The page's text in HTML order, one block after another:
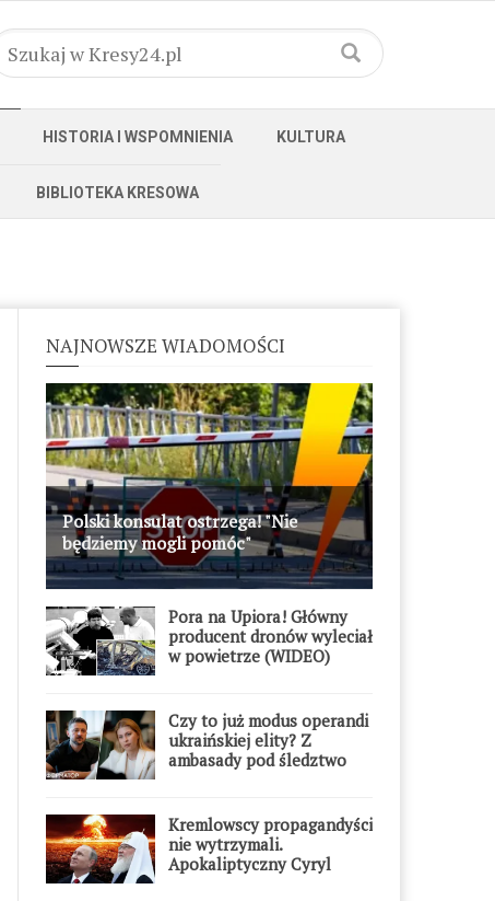
HISTORIA I WSPOMNIENIA KULTURA
BIBLIOTEKA KRESOWA
NAJNOWSZE WIADOMOŚCI
Polski konsulat ostrzega! "Nie
będziemy mogli pomóc"
Pora na Upiora! Główny
producent dronów wyleciał
w powietrze (WIDEO)
Czy to już modus operandi
ukraińskiej elity? Z
ambasady pod śledztwo
Kremlowscy propagandyści
nie wytrzymali.
Apokaliptyczny Cyryl